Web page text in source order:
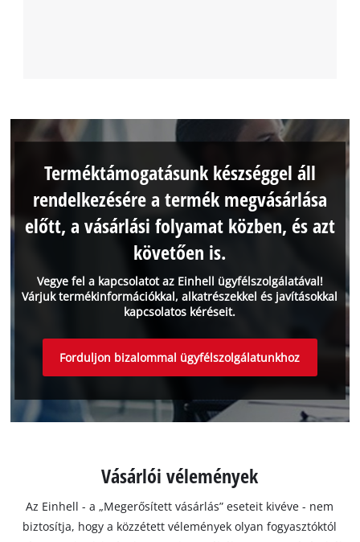
Vegye fel a kapcsolatot az Einhell ügyfélszolgálatával!
Várjuk termékinformációkkal, alkatrészekkel és javításokkal
kapcsolatos kéréseit.
Terméktámogatásunk készséggel áll
rendelkezésére a termék megvásárlása
előtt, a vásárlási folyamat közben, és azt
követően is.
Forduljon bizalommal ügyfélszolgálatunkhoz
Vásárlói vélemények
Az Einhell - a „Megerősített vásárlás” eseteit kivéve - nem
biztosítja, hogy a közzétett vélemények olyan fogyasztóktól